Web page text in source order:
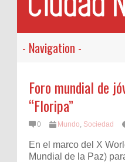
Foro mundial de
“Floripa”
0 Mundo, Sociedad
En el marco del X
Mundial de la Paz)